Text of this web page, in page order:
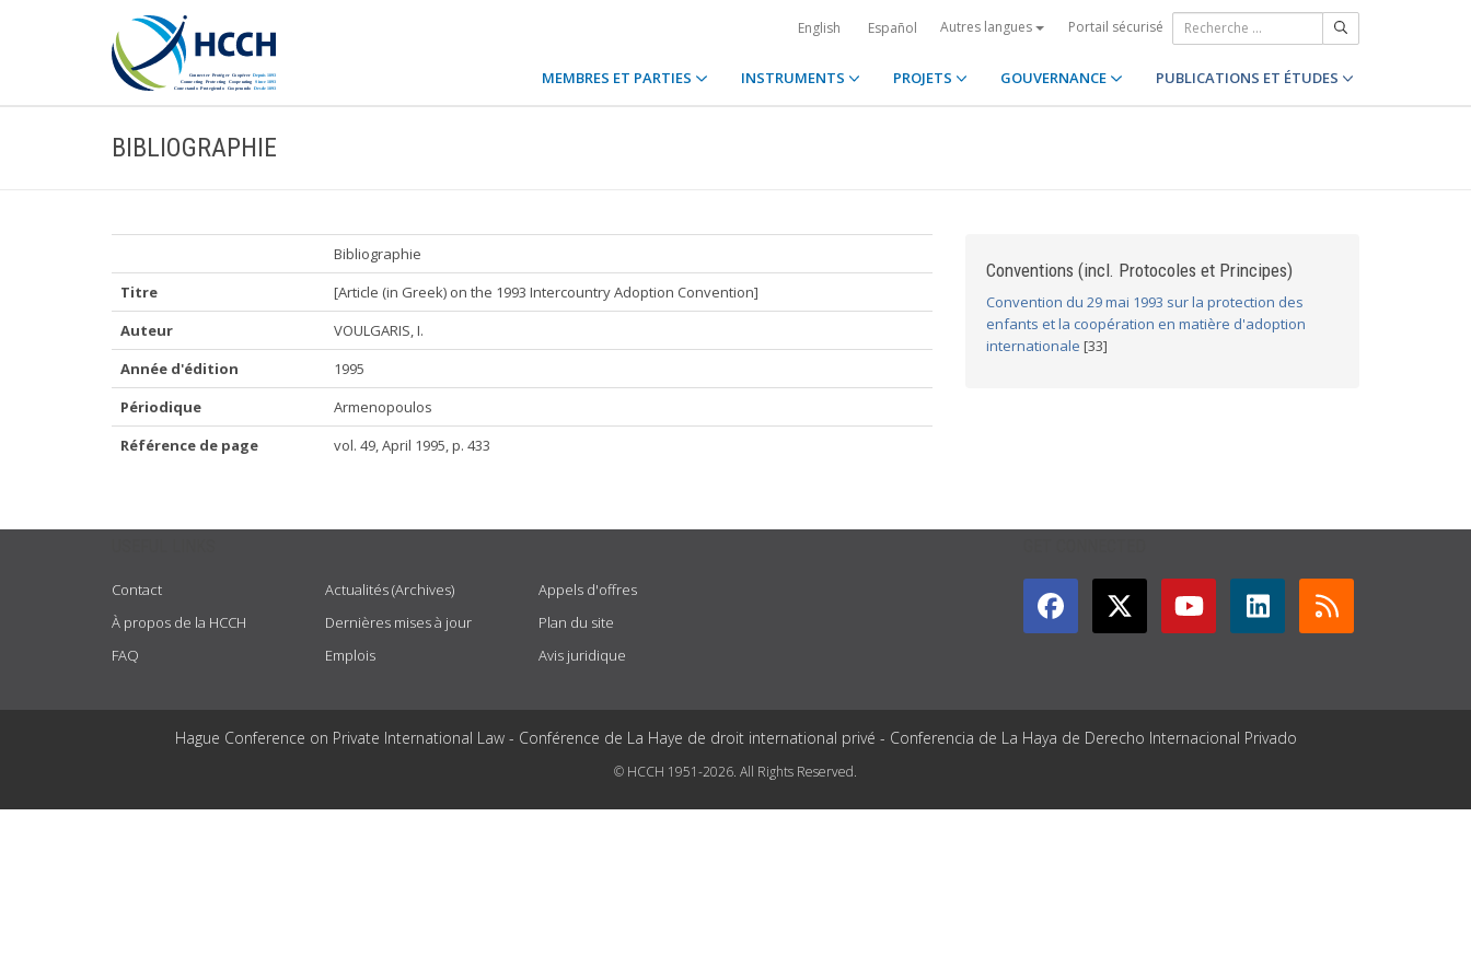
English Español Autres langues Portail sécurisé
MEMBRES ET PARTIES INSTRUMENTS PROJETS GOUVERNANCE PUBLICATIONS ET ÉTUDES
BIBLIOGRAPHIE
Bibliographie
Titre
[Article (in Greek) on the 1993 Intercountry Adoption Convention]
Auteur
VOULGARIS, I.
Année d'édition
1995
Périodique
Armenopoulos
Référence de page
vol. 49, April 1995, p. 433
Conventions (incl. Protocoles et Principes)
Convention du 29 mai 1993 sur la protection des
enfants et la coopération en matière d'adoption
internationale [33]
Contact
À propos de la HCCH
FAQ
Actualités (Archives)
Dernières mises à jour
Emplois
Appels d'offres
Plan du site
Avis juridique
Hague Conference on Private International Law - Conférence de La Haye de droit international privé - Conferencia de La Haya de Derecho Internacional Privado
© HCCH 1951-2026. All Rights Reserved.